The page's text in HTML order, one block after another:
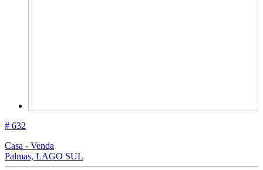
# 632
Casa - Venda
Palmas, LAGO SUL